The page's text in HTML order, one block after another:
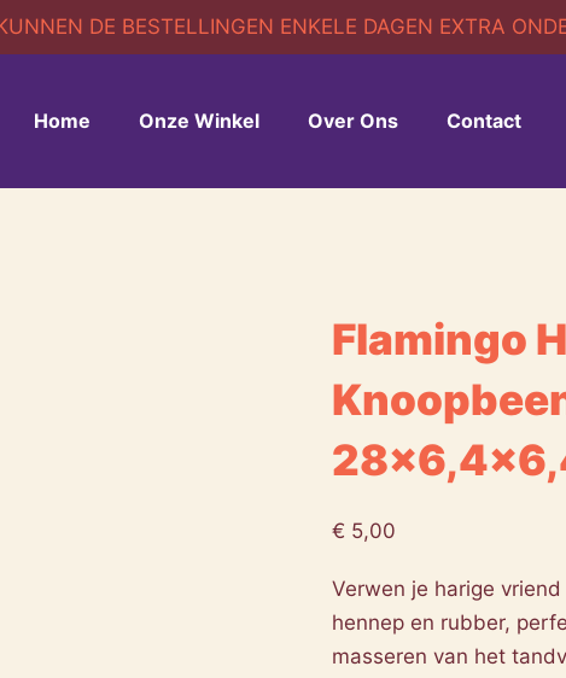
DE BESTELLINGEN ENKELE DAGEN EXTRA
Home Onze Winkel Over Ons Contact
Flamingo
€ 5,00
Verwen je harige
hennep en rubber,
masseren van het